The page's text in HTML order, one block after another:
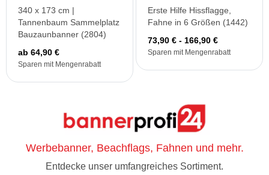
340 x 173 cm |
Tannenbaum Sammelplatz
Bauzaunbanner (2804)
ab 64,90 €
Sparen mit Mengenrabatt
Erste Hilfe Hissflagge,
Fahne in 6 Größen (1442)
73,90 € - 166,90 €
Sparen mit Mengenrabatt
Werbebanner, Beachflags, Fahnen und mehr.
Entdecke unser umfangreiches Sortiment.